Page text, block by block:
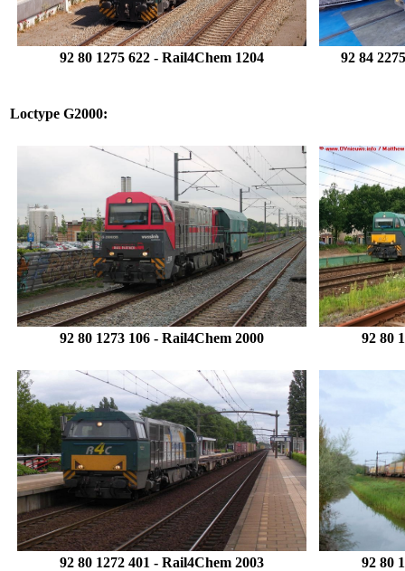
92 80 1275 622 - Rail4Chem 1204
92 84
Loctype G2000:
92 80 1273 106 - Rail4Chem 2000 92 80
92 80 1272 401 - Rail4Chem 2003 92 80